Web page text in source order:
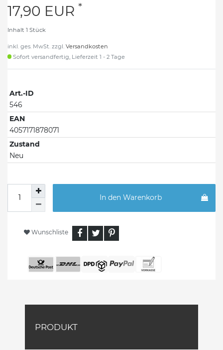
17,90 EUR *
Inhalt 1 Stück
inkl. ges. MwSt. zzgl. Versandkosten
Sofort versandfertig, Lieferzeit 1 - 2 Tage
Art.-ID
546
EAN
4057171878071
Zustand
Neu
In den Warenkorb
Wunschliste
PRODUKT